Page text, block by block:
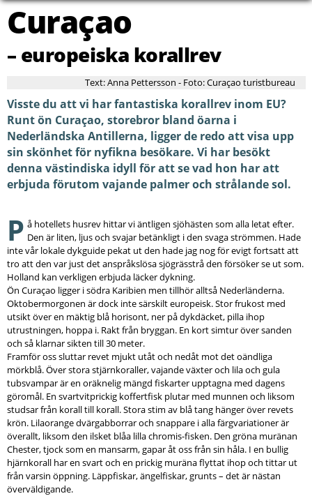
Curaçao
– europeiska korallrev
Text: Anna Pettersson - Foto: Curaçao turistbureau
Visste du att vi har fantastiska korallrev inom EU?
Runt ön Curaçao, storebror bland öarna i
Nederländska Antillerna, ligger de redo att visa upp
sin skönhet för nyfikna besökare. Vi har besökt
denna västindiska idyll för att se vad hon har att
erbjuda förutom vajande palmer och strålande sol.
P å hotellets husrev hittar vi äntligen sjöhästen som alla letat efter.
Den är liten, ljus och svajar betänkligt i den svaga strömmen. Hade
inte vår lokale dykguide pekat ut den hade jag nog för evigt fortsatt att
tro att den var just det anspråkslösa sjögrässtrå den försöker se ut som.
Holland kan verkligen erbjuda läcker dykning.
Ön Curaçao ligger i södra Karibien men tillhör alltså Nederländerna.
Oktobermorgonen är dock inte särskilt europeisk. Stor frukost med
utsikt över en mäktig blå horisont, ner på dykdäcket, pilla ihop
utrustningen, hoppa i. Rakt från bryggan. En kort simtur över sanden
och så klarnar sikten till 30 meter.
Framför oss sluttar revet mjukt utåt och nedåt mot det oändliga
mörkblå. Över stora stjärnkoraller, vajande växter och lila och gula
tubsvampar är en oräknelig mängd fiskarter upptagna med dagens
göromål. En svartvitprickig koffertfisk plutar med munnen och liksom
studsar från korall till korall. Stora stim av blå tang hänger över revets
krön. Lilaorange dvärgabborrar och snappare i alla färgvariationer är
överallt, liksom den ilsket blåa lilla chromis-fisken. Den gröna muränan
Chester, tjock som en mansarm, gapar åt oss från sin håla. I en bullig
hjärnkorall har en svart och en prickig muräna flyttat ihop och tittar ut
från varsin öppning. Läppfiskar, ängelfiskar, grunts – det är nästan
överväldigande.